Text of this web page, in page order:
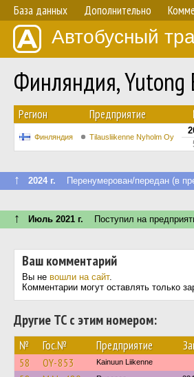
База данных Дополнительно
Автобусный
Финляндия,
Регион Предприятие
Финляндия Tilausliikenne Nyholm Oy
↑ 2024 г. Перенумерован/передан (в
↑ Июль 2021 г. Поступил на
Ваш комментарий
Вы не вошли на сайт.
Комментарии могут оставлять только
Другие ТС с этим номером:
№ Гос.№ Предприятие
58 OY-853 Kainuun Liikenne